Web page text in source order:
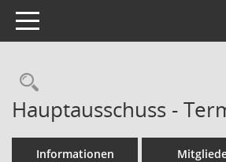
Toggle navigation
Hauptausschuss -
Informationen